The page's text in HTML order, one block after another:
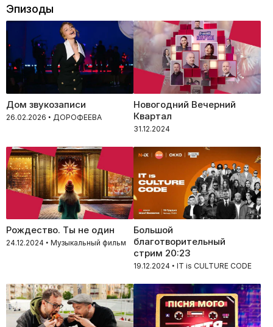
Эпизоды
Дом звукозаписи
26.02.2026 • ДОРОФЕЕВА
Новогодний Вечерний
Квартал
31.12.2024
Рождество. Ты не один
24.12.2024 • Музыкальный фильм
Большой
благотворительный
стрим 20:23
19.12.2024 • IT is CULTURE CODE